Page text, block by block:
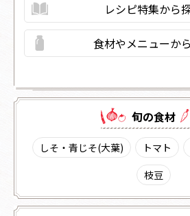
レシピ特集から
食材やメニューか
旬の⾷材
しそ・青じそ(大葉) トマト
枝豆